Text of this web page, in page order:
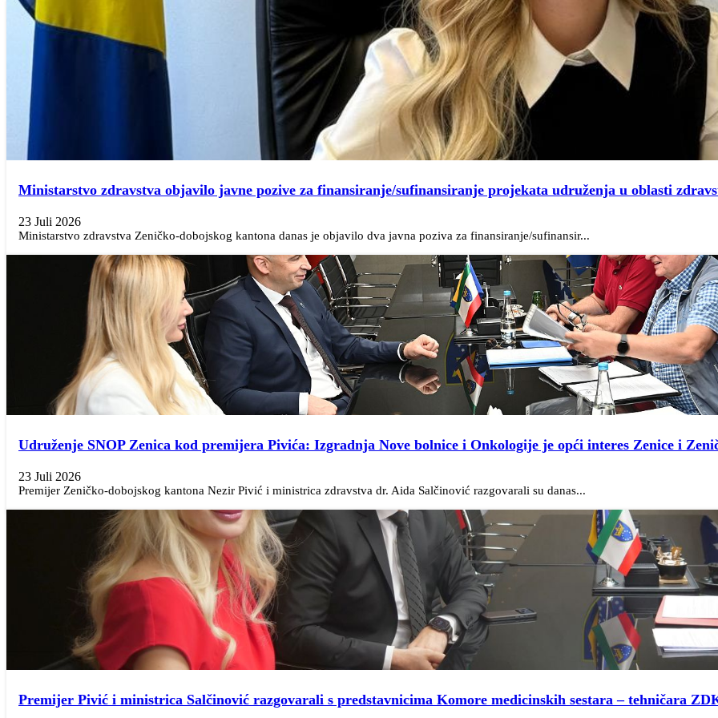
Ministarstvo zdravstva objavilo javne pozive za finansiranje/sufinansiranje projekata udruženja u oblasti
23 Juli 2026
Ministarstvo zdravstva Zeničko-dobojskog kantona danas je objavilo dva javna poziva za finansiranje/sufinansir...
Udruženje SNOP Zenica kod premijera Pivića: Izgradnja Nove bolnice i Onkologije je opći interes Zenice i
23 Juli 2026
Premijer Zeničko-dobojskog kantona Nezir Pivić i ministrica zdravstva dr. Aida Salčinović razgovarali su danas...
Premijer Pivić i ministrica Salčinović razgovarali s predstavnicima Komore medicinskih sestara – tehničara